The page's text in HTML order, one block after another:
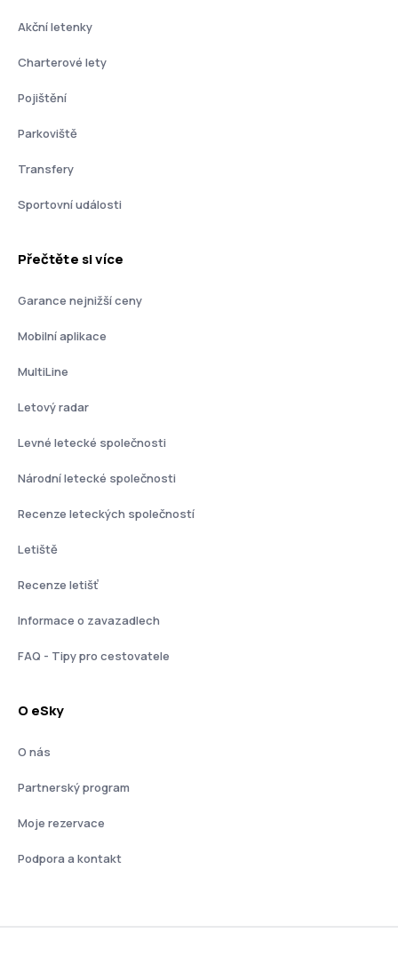
Akční letenky
Charterové lety
Pojištění
Parkoviště
Transfery
Sportovní události
Přečtěte si více
Garance nejnižší ceny
Mobilní aplikace
MultiLine
Letový radar
Levné letecké společnosti
Národní letecké společnosti
Recenze leteckých společností
Letiště
Recenze letišť
Informace o zavazadlech
FAQ - Tipy pro cestovatele
O eSky
O nás
Partnerský program
Moje rezervace
Podpora a kontakt